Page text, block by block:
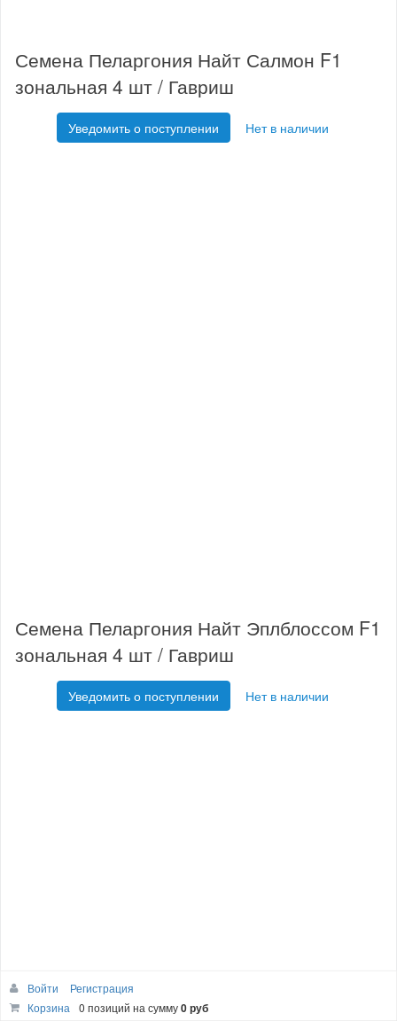
Семена Пеларгония Найт Салмон F1
зональная 4 шт / Гавриш
Уведомить о поступлении Нет в наличии
Семена Пеларгония Найт Эплблоссом F1
зональная 4 шт / Гавриш
Уведомить о поступлении Нет в наличии
Войти
Регистрация
Корзина
0 позиций на сумму0 руб